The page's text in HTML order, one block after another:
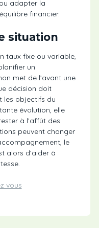
adapter la
financier.
situation
taux fixe ou variable,
un
met de l’avant une
décision doit
les objectifs du
évolution, elle
à l’affût des
peuvent changer
le
alors d’aider à
vous